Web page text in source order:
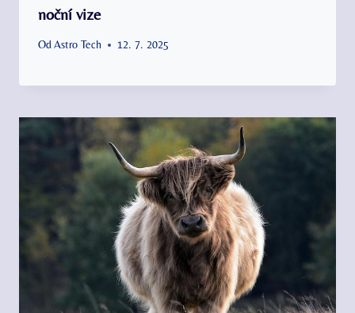
noční vize
OdAstro Tech 12. 7. 2025